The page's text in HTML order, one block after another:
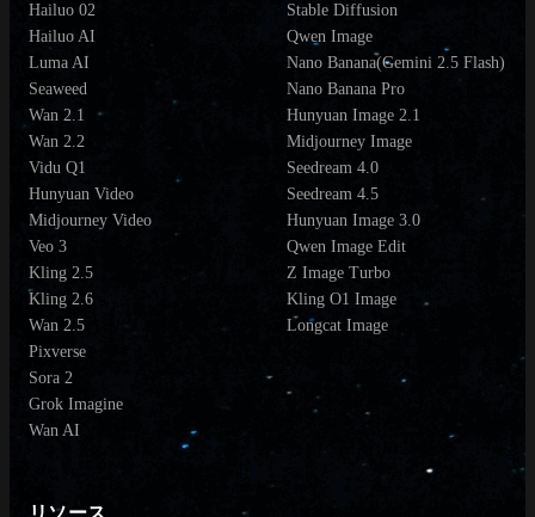
Hailuo 02
Hailuo AI
Luma AI
Seaweed
Wan 2.1
Wan 2.2
Vidu Q1
Hunyuan Video
Midjourney Video
Veo 3
Kling 2.5
Kling 2.6
Wan 2.5
Pixverse
Sora 2
Grok Imagine
Wan AI
Stable Diffusion
Qwen Image
Nano Banana(Gemini 2.5 Flash)
Nano Banana Pro
Hunyuan Image 2.1
Midjourney Image
Seedream 4.0
Seedream 4.5
Hunyuan Image 3.0
Qwen Image Edit
Z Image Turbo
Kling O1 Image
Longcat Image
リソース